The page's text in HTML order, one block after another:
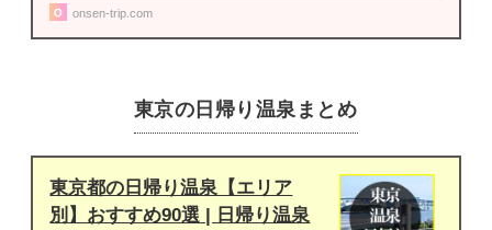
onsen-trip.com
東京の日帰り温泉まとめ
東京都の日帰り温泉【エリア
別】おすすめ90選 | 日帰り温泉